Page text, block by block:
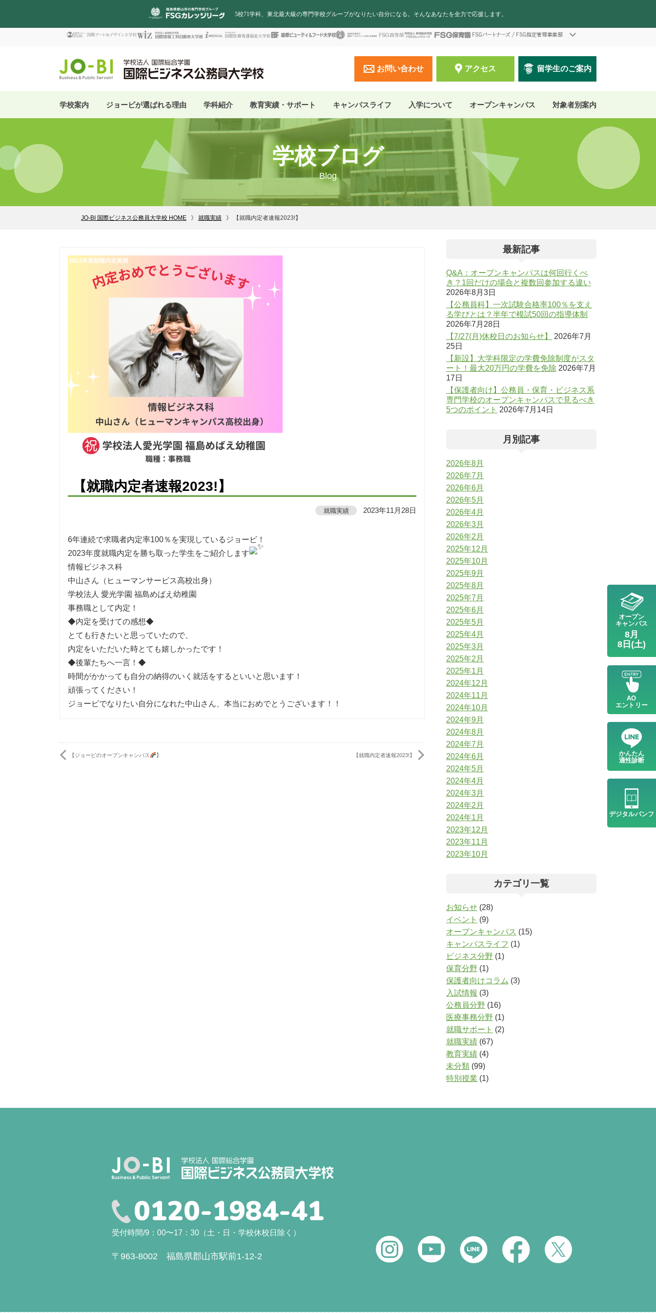
5校71学科、東北最大級の専門学校グループがなりたい自分になる。そんなあなたを全力で応援します。
お問い合わせ アクセス 留学生のご案内
学校案内 ジョービが選ばれる理由 学科紹介 教育実績・サポート キャンパスライフ 入学について オープンキャンパス 対象者別案内
学校ブログ
Blog
JO-BI 国際ビジネス公務員大学校 HOME 就職実績 【就職内定者速報2023!】
【就職内定者速報2023!】
就職実績 2023年11月28日
6年連続で求職者内定率100％を実現しているジョービ！
2023年度就職内定を勝ち取った学生をご紹介します
情報ビジネス科
中山さん（ヒューマンサービス高校出身）
学校法人 愛光学園 福島めばえ幼稚園
事務職として内定！
◆内定を受けての感想◆
とても行きたいと思っていたので、
内定をいただいた時とても嬉しかったです！
◆後輩たちへ一言！◆
時間がかかっても自分の納得のいく就活をするといいと思います！
頑張ってください！
ジョービでなりたい自分になれた中山さん、本当におめでとうございます！！
【ジョービのオープンキャンパス 】 【就職内定者速報2023!】
最新記事
Q&A：オープンキャンパスは何回行くべ
き？1回だけの場合と複数回参加する違い
2026年8月3日
【公務員科】一次試験合格率100％を支え
る学びとは？半年で模試50回の指導体制
2026年7月28日
【7/27(月)休校日のお知らせ】
2026年7月
25日
【新設】大学科限定の学費免除制度がスタ
ート！最大20万円の学費を免除 2026年7月
17日
【保護者向け】公務員・保育・ビジネス系
専門学校のオープンキャンパスで見るべき
5つのポイント 2026年7月14日
月別記事
2026年8月
2026年7月
2026年6月
2026年5月
2026年4月
2026年3月
2026年2月
2025年12月
2025年10月
2025年9月
2025年8月
2025年7月
2025年6月
2025年5月
2025年4月
2025年3月
2025年2月
2025年1月
2024年12月
2024年11月
2024年10月
2024年9月
2024年8月
2024年7月
2024年6月
2024年5月
2024年4月
2024年3月
2024年2月
2024年1月
2023年12月
2023年11月
2023年10月
カテゴリ一覧
お知らせ (28)
イベント (9)
オープンキャンパス (15)
キャンパスライフ (1)
ビジネス分野 (1)
保育分野 (1)
保護者向けコラム (3)
入試情報 (3)
公務員分野 (16)
医療事務分野 (1)
就職サポート (2)
就職実績 (67)
教育実績 (4)
未分類 (99)
特別授業 (1)
0120-1984-41
受付時間/9：00〜17：30（土・日・学校休校日除く）
〒963-8002 福島県郡山市駅前1-12-2
オープン
キャンパス
8月
8日(土)
AO
エントリー
かんたん
適性診断
デジタルパンフ